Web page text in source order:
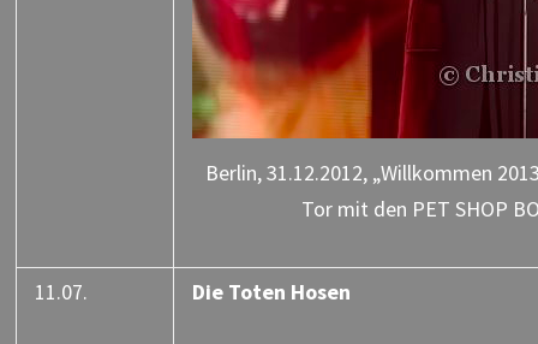
Berlin, 31.12.2012, „Willkommen
Tor mit den PET SHOP
11.07. Die Toten Hosen